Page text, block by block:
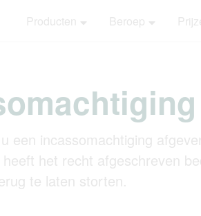
Producten Beroep
een incassomachtiging
het recht afgeschreven
te laten storten.